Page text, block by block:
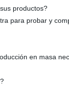
productos?
para probar y
en masa